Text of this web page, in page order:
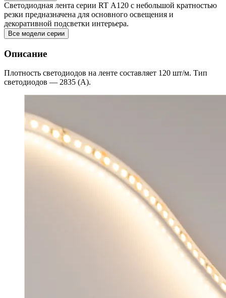
Светодиодная лента серии RT А120 с небольшой кратностью
резки предназначена для основного освещения и
декоративной подсветки интерьера.
Все модели серии
Описание
Плотность светодиодов на ленте составляет 120 шт/м. Тип
светодиодов — 2835 (А).